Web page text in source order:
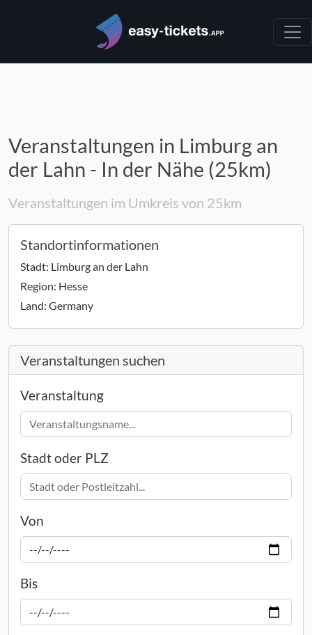
Veranstaltungen in Limburg an
der Lahn - In der Nähe (25km)
Veranstaltungen im Umkreis von 25km
Standortinformationen
Stadt: Limburg an der Lahn
Region: Hesse
Land: Germany
Veranstaltungen suchen
Veranstaltung
Stadt oder PLZ
Von
Bis